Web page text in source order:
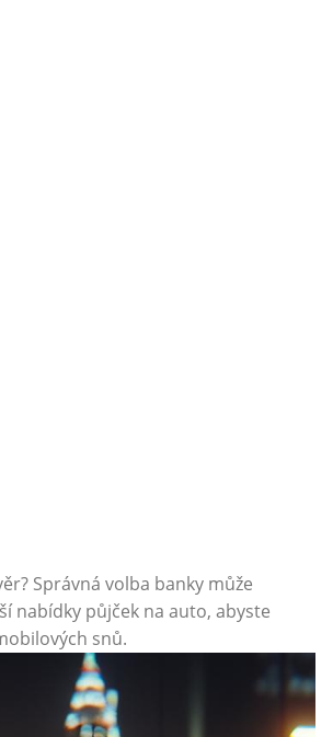
Správná volba banky může​
nabídky⁣ půjček na auto, abyste​
snů.